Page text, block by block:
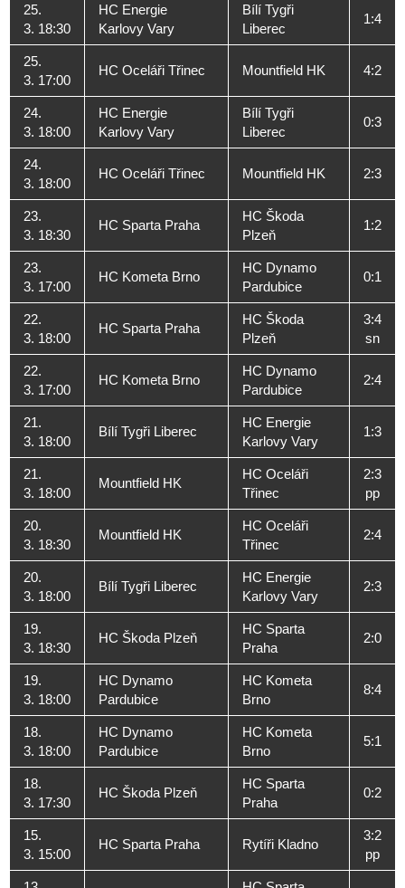
25.
3. 18:30
HC Energie
Karlovy Vary
Bílí Tygři
Liberec
1:4
25.
3. 17:00
HC Oceláři Třinec Mountfield HK 4:2
24.
3. 18:00
HC Energie
Karlovy Vary
Bílí Tygři
Liberec
0:3
24.
3. 18:00
HC Oceláři Třinec Mountfield HK 2:3
23.
3. 18:30
HC Sparta Praha
HC Škoda
Plzeň
1:2
23.
3. 17:00
HC Kometa Brno
HC Dynamo
Pardubice
0:1
22.
3. 18:00
HC Sparta Praha
HC Škoda
Plzeň
3:4
sn
22.
3. 17:00
HC Kometa Brno
HC Dynamo
Pardubice
2:4
21.
3. 18:00
Bílí Tygři Liberec
HC Energie
Karlovy Vary
1:3
21.
3. 18:00
Mountfield HK
HC Oceláři
Třinec
2:3
pp
20.
3. 18:30
Mountfield HK
HC Oceláři
Třinec
2:4
20.
3. 18:00
Bílí Tygři Liberec
HC Energie
Karlovy Vary
2:3
19.
3. 18:30
HC Škoda Plzeň
HC Sparta
Praha
2:0
19.
3. 18:00
HC Dynamo
Pardubice
HC Kometa
Brno
8:4
18.
3. 18:00
HC Dynamo
Pardubice
HC Kometa
Brno
5:1
18.
3. 17:30
HC Škoda Plzeň
HC Sparta
Praha
0:2
15.
3. 15:00
HC Sparta Praha Rytíři Kladno
3:2
pp